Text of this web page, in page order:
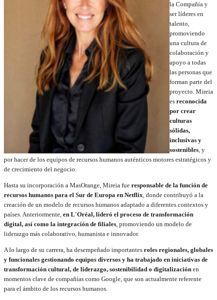
la Compañía y
ser líderes en
talento,
promoviendo
una cultura de
colaboración y
apoyo a todas
las personas que
forman parte del
proyecto. Mireia
es reconocida
por crear
culturas
sólidas,
inclusivas y
sostenibles, y
por hacer de los equipos de recursos humanos auténticos motores estratégicos y
de crecimiento del negocio.
Hasta su incorporación a MasOrange, Mireia fue responsable de la función de
recursos humanos para el Sur de Europa en Netflix, donde contribuyó a la
creación de un modelo de recursos humanos adaptado a diferentes contextos y
países. Anteriormente, en L'Oréal, lideró el proceso de transformación
digital, así como la integración de filiales, promoviendo un modelo de
liderazgo más colaborativo, humanista e innovador.
A lo largo de su carrera, ha desempeñado importantes roles regionales, globales
y funcionales gestionando equipos diversos y ha trabajado en iniciativas de
transformación cultural, de liderazgo, sostenibilidad o digitalización en
momentos clave de compañías como Google, que son actualmente referente
para el ámbito de los recursos humanos.